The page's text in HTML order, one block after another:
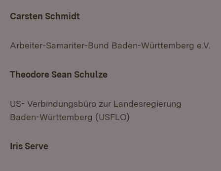
Carsten Schmidt
Arbeiter-Samariter-Bund Baden-Württemberg e.V.
Theodore Sean Schulze
US- Verbindungsbüro zur Landesregierung
Baden-Württemberg (USFLO)
Iris Serve